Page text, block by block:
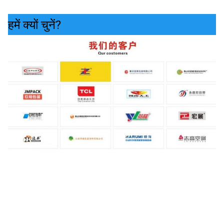
हमें क्यों चुनें?